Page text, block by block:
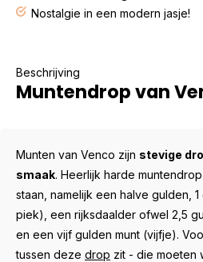
Nostalgie in een modern jasje!
Beschrijving
Muntendrop van
Munten van Venco zijn stevige
smaak. Heerlijk harde
staan, namelijk een halve gulden,
piek), een rijksdaalder ofwel 2,5
en een vijf gulden munt (vijfje).
tussen deze drop zit - die moeten